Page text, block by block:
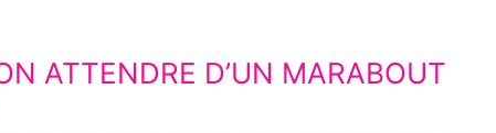
ATTENDRE D’UN MARABOUT